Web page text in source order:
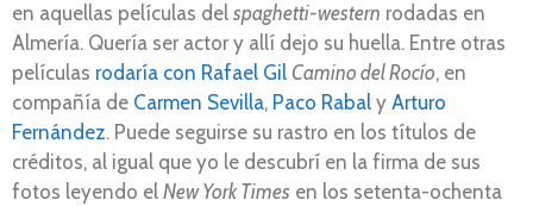
en aquellas películas del spaghetti-western rodadas en
Almería. Quería ser actor y allí dejo su huella. Entre otras
películas rodaría con Rafael Gil Camino del Rocío, en
compañía de Carmen Sevilla, Paco Rabal y Arturo
Fernández. Puede seguirse su rastro en los títulos de
créditos, al igual que yo le descubrí en la firma de sus
fotos leyendo el New York Times en los setenta-ochenta